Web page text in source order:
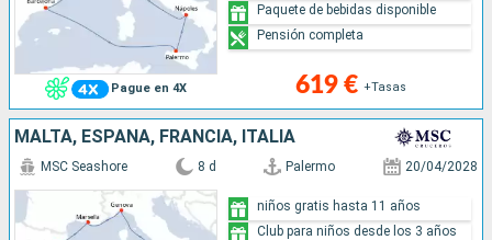
Pague en 4X 619 € +Tasas
Paquete de bebidas disponible
Pensión completa
MALTA, ESPAÑA, FRANCIA, ITALIA
MSC Seashore 8 d Palermo 20/04/2028
niños gratis hasta 11 años
Club para niños desde los 3 años